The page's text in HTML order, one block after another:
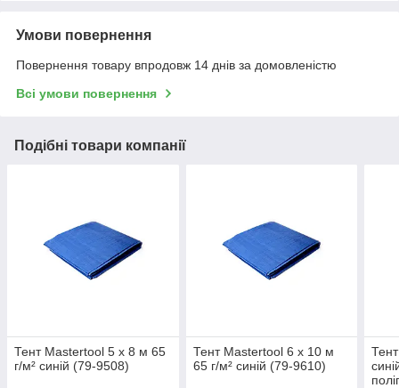
Умови повернення
Повернення товару впродовж 14 днів за домовленістю
Всі умови повернення
Подібні товари компанії
Тент Mastertool 5 х 8 м 65
г/м² синій (79-9508)
Тент Mastertool 6 х 10 м
65 г/м² синій (79-9610)